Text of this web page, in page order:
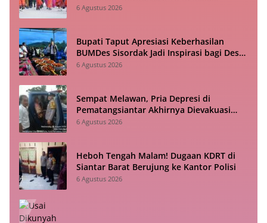
Bhayangkari Tarutung
6 Agustus 2026
Bupati Taput Apresiasi Keberhasilan
BUMDes Sisordak Jadi Inspirasi bagi Desa
Lain
6 Agustus 2026
Sempat Melawan, Pria Depresi di
Pematangsiantar Akhirnya Dievakuasi
Polisi
6 Agustus 2026
Heboh Tengah Malam! Dugaan KDRT di
Siantar Barat Berujung ke Kantor Polisi
6 Agustus 2026